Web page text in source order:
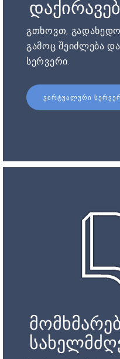
გთხოვთ,
გამოც შეიძლება
სერვერი.
ᲕᲘᲠᲢᲣᲐᲚᲣᲠᲘ